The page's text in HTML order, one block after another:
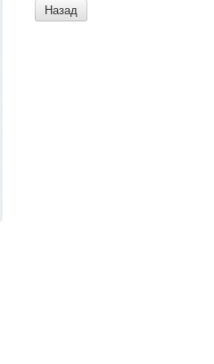
Назад